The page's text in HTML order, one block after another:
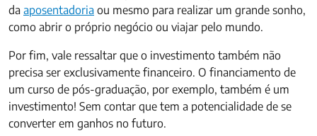
da aposentadoria ou mesmo para realizar um grande sonho,
como abrir o próprio negócio ou viajar pelo mundo.
Por fim, vale ressaltar que o investimento também não
precisa ser exclusivamente financeiro. O financiamento de
um curso de pós-graduação, por exemplo, também é um
investimento! Sem contar que tem a potencialidade de se
converter em ganhos no futuro.